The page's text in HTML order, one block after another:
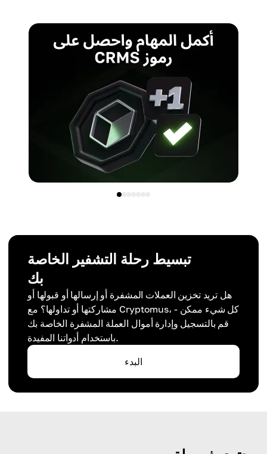
تبسيط رحلة التشفير الخاصة
بك
هل تريد تخزين العملات المشفرة أو إرسالها أو قبولها أو
مشاركتها أو تداولها؟ مع Cryptomus، كل شيء ممكن -
قم بالتسجيل وإدارة أموال العملة المشفرة الخاصة بك
باستخدام أدواتنا المفيدة.
البدء